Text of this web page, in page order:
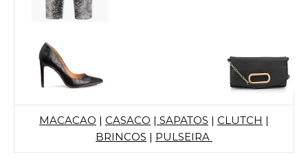
MACACAO | CASACO | SAPATOS | CLUTCH |
BRINCOS | PULSEIRA